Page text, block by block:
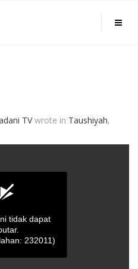
TVwrote in Taushiyah,
tidak dapat
232011)